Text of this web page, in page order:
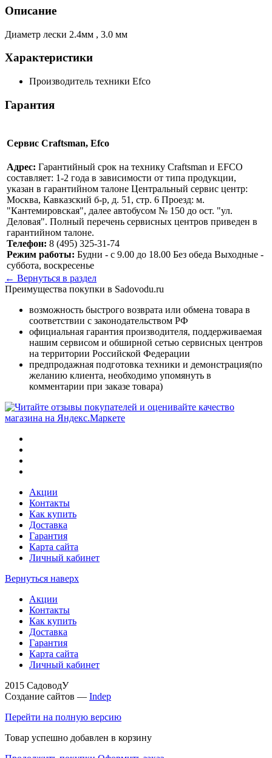
Описание
Диаметр лески 2.4мм , 3.0 мм
Характеристики
Производитель техники Efco
Гарантия
Сервис Craftsman, Efco
Адрес: Гарантийный срок на технику Craftsman и EFCO
составляет: 1-2 года в зависимости от типа продукции,
указан в гарантийном талоне Центральный сервис центр:
Москва, Кавказский б-р, д. 51, стр. 6 Проезд: м.
"Кантемировская", далее автобусом № 150 до ост. "ул.
Деловая". Полный перечень сервисных центров приведен в
гарантийном талоне.
Телефон: 8 (495) 325-31-74
Режим работы: Будни - с 9.00 до 18.00 Без обеда Выходные -
суббота, воскресенье
← Вернуться в раздел
Преимущества покупки в Sadovodu.ru
возможность быстрого возврата или обмена товара в
соответствии с законодательством РФ
официальная гарантия производителя, поддерживаемая
нашим сервисом и обширной сетью сервисных центров
на территории Российской Федерации
предпродажная подготовка техники и демонстрация(по
желанию клиента, необходимо упомянуть в
комментарии при заказе товара)
Акции
Контакты
Как купить
Доставка
Гарантия
Карта сайта
Личный кабинет
Вернуться наверх
Акции
Контакты
Как купить
Доставка
Гарантия
Карта сайта
Личный кабинет
2015 СадоводУ
Создание сайтов — Indep
Перейти на полную версию
Товар успешно добавлен в корзину